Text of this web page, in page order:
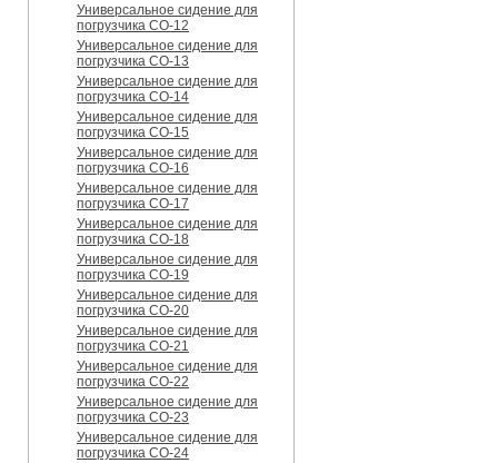
Универсальное сидение для
погрузчика CO-12
Универсальное сидение для
погрузчика CO-13
Универсальное сидение для
погрузчика CO-14
Универсальное сидение для
погрузчика CO-15
Универсальное сидение для
погрузчика CO-16
Универсальное сидение для
погрузчика CO-17
Универсальное сидение для
погрузчика CO-18
Универсальное сидение для
погрузчика CO-19
Универсальное сидение для
погрузчика CO-20
Универсальное сидение для
погрузчика CO-21
Универсальное сидение для
погрузчика CO-22
Универсальное сидение для
погрузчика CO-23
Универсальное сидение для
погрузчика CO-24